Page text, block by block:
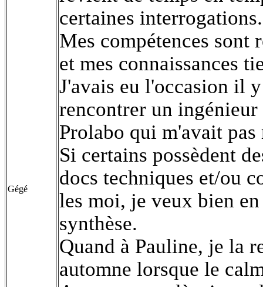
Gégé
certaines interrogations.
Mes compétences sont
et mes connaissances
J'avais eu l'occasion il
rencontrer un
Prolabo qui m'avait pas
Si certains possèdent
docs techniques et/ou
les moi, je veux bien
synthèse.
Quand à Pauline, je la
automne lorsque le